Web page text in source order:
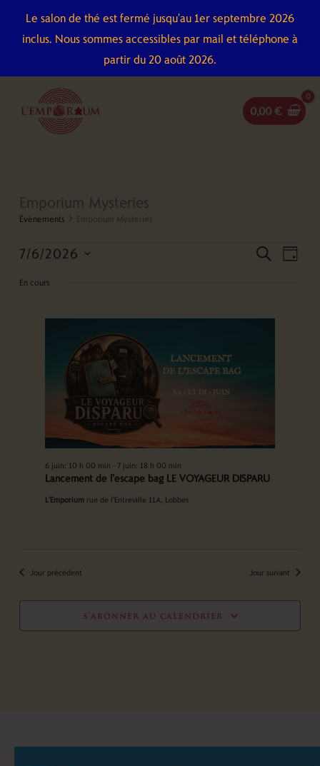
Le salon de thé est fermé jusqu'au 1er septembre 2026
inclus. Nous sommes accessibles par mail et téléphone à
partir du 20 août 2026.
contenu
0,00 €
Emporium Mysteries
Évènements Emporium Mysteries
Évènements
for
juin
2026
Recherche
jour
7/6/2026
En cours
Lancement de l’escape bag LE VOYAGEUR DISPARU
6 juin: 10 h 00 min - 7 juin: 18 h 00 min
L'Emporium rue de l'Entreville 11A, Lobbes
Jour précédent Jour suivant
s’abonner au calendrier